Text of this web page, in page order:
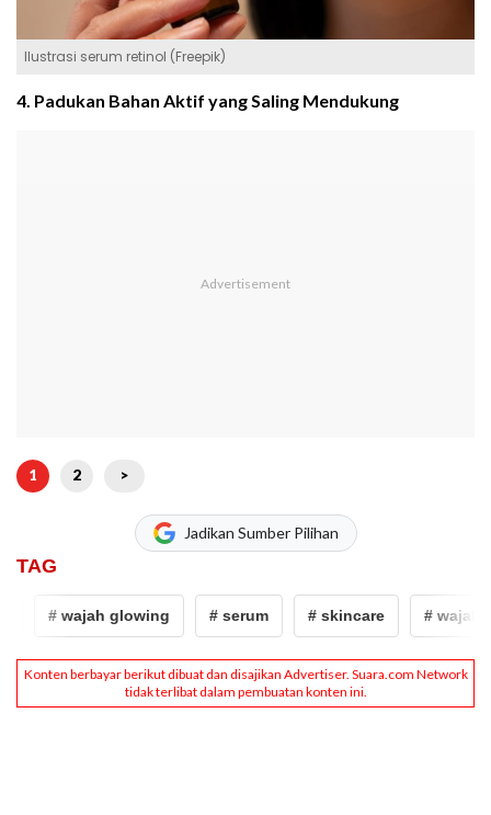
Ilustrasi serum retinol (Freepik)
4. Padukan Bahan Aktif yang Saling Mendukung
1 2 >
Jadikan Sumber Pilihan
TAG
# wajah glowing # serum # skincare # wajah